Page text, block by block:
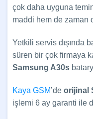
çok daha uyguna
maddi hem de zaman
Yetkili servis dışında
süren bir çok firmaya
Samsung A30s
Kaya GSM’de orijinal
işlemi 6 ay garanti ile